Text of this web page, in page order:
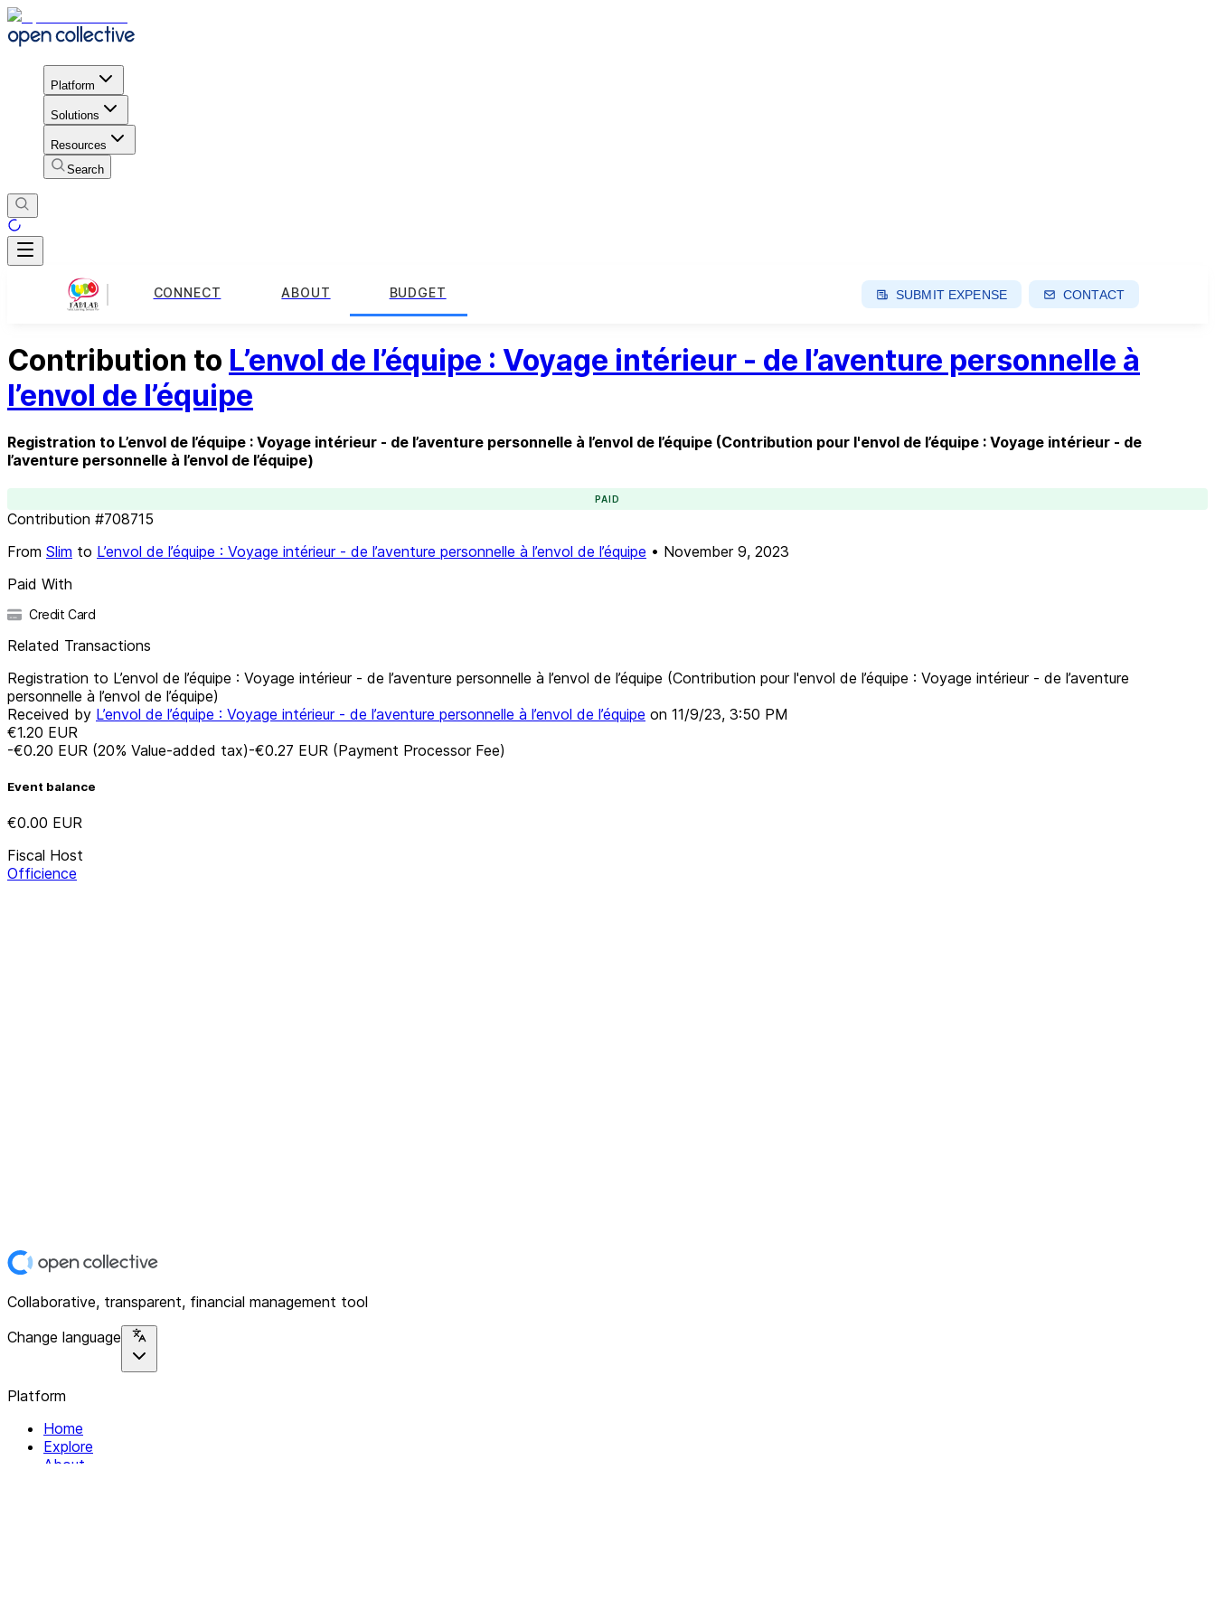
Platform
Solutions
Resources
Search
CONNECT ABOUT BUDGET SUBMIT EXPENSE CONTACT
Contribution to L’envol de l’équipe : Voyage intérieur - de l’aventure personnelle à
l’envol de l’équipe
Registration to L’envol de l’équipe : Voyage intérieur - de l’aventure personnelle à l’envol de l’équipe (Contribution pour l'envol de l’équipe : Voyage intérieur - de
l’aventure personnelle à l’envol de l’équipe)
PAID
Contribution #708715
From Slim to L’envol de l’équipe : Voyage intérieur - de l’aventure personnelle à l’envol de l’équipe • November 9, 2023
Paid With
Credit Card
Related Transactions
Registration to L’envol de l’équipe : Voyage intérieur - de l’aventure personnelle à l’envol de l’équipe (Contribution pour l'envol de l’équipe : Voyage intérieur - de l’aventure
personnelle à l’envol de l’équipe)
Received by L’envol de l’équipe : Voyage intérieur - de l’aventure personnelle à l’envol de l’équipe on 11/9/23, 3:50 PM
€1.20 EUR
-€0.20 EUR (20% Value-added tax)-€0.27 EUR (Payment Processor Fee)
Event balance
€0.00 EUR
Fiscal Host
Officience
Collaborative, transparent, financial management tool
Change language
Platform
Home
Explore
About